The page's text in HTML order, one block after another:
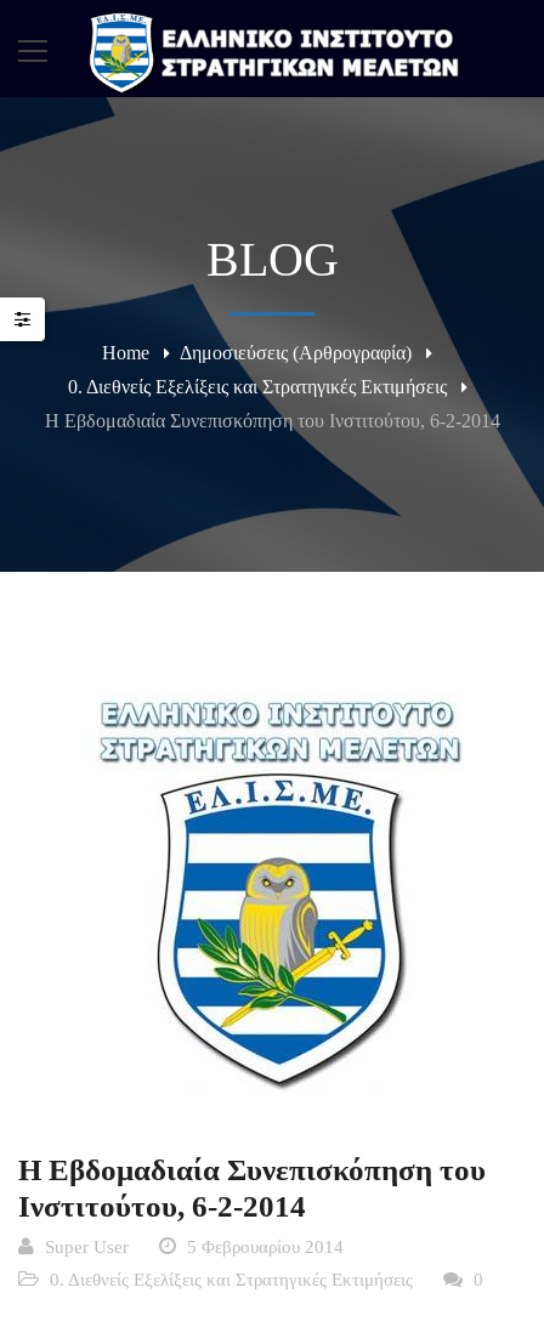
BLOG
Home
Δημοσιεύσεις (Αρθρογραφία)
0. Διεθνείς Εξελίξεις και Στρατηγικές Εκτιμήσεις
Η Εβδομαδιαία Συνεπισκόπηση του Ινστιτούτου, 6-2-2014
Η Εβδομαδιαία Συνεπισκόπηση του
Ινστιτούτου, 6-2-2014
Super User
5 Φεβρουαρίου 2014
0. Διεθνείς Εξελίξεις και Στρατηγικές Εκτιμήσεις
0